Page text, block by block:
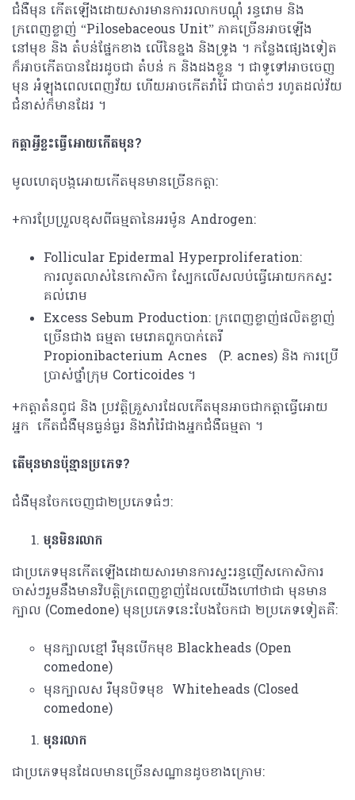
ជំងឺមុន​ កើតឡើងដោយសារមានការរលាកបណ្តុំ រន្ធរោម ​និង
ក្រពេញខ្លាញ់ “Pilosebaceous Unit”​​ ភាគច្រើនអាចឡើង
នៅមុខ និង តំបន់ផ្នែកខាង លើនៃខ្នង និងទ្រូង​ ។ ​កន្លែងផ្សេងទៀត
ក៏អាចកើតបានដែរដូចជា តំបន់ ក និងដងខ្លួន ។ ​ជាទូទៅអាច​ចេញ
មុន អំឡុងពេលពេញវ័យ ហើយអាច​កើតរាំរ៉ៃ ជាបាត់ៗ រហូតដល់វ័យ
ជំនាស់ក៏មានដែរ​​ ។
កត្តាអ្វីខ្លះធ្វើអោយកើតមុន?
មូលហេតុបង្កអោយកើតមុនមានច្រើនកត្តា:
+ការប្រែប្រួលខុសពីធម្មតា​នៃអរម៉ូន Androgen:
Follicular Epidermal Hyperproliferation:
ការលូតលាស់នៃកោសិកា ស្បែកលើសលប់​ធ្វើអោយកកស្ទះ
គល់រោម
Excess Sebum Production: ក្រពេញខ្លាញ់ផលិតខ្លាញ់
ច្រើនជាង ធម្មតា មេរោគពួកបាក់តេរី​​
Propionibacterium Acnes (P. acnes) និង​ ការ​ប្រើ
ប្រាស់ថ្នាំក្រុម Corticoides ។
+កត្តាតំនពូជ ​និង ប្រវត្តិគ្រួសារដែលកើតមុនអាចជាកត្តាធ្វើអោយ
អ្នក កើតជំងឺមុនធ្ងន់ធ្ងរ និងរាំរ៉ៃ​ជាង​​អ្នកជំងឺធម្មតា ។
តើមុនមានប៉ុន្មានប្រភេទ?
ជំងឺមុនចែកចេញជា២ប្រភេទធំៗ:
មុនមិនរលាក​
ជាប្រភេទមុនកើតឡើងដោយសារមានការស្ទះរន្ធញើសកោសិការ
ចាស់ៗរួមនឹងមានវិបត្តិក្រពេញខ្លាញ់ដែលយើងហៅថាជា មុនមាន
ក្បាល​ (Comedone) មុនប្រភេទនេះបែងចែកជា ២ប្រភេទទៀតគឺ​:
មុនក្បាលខ្មៅ រឺមុនបើកមុខ Blackheads (Open
comedone)
មុនក្បាលស​ រឺមុនបិទមុខ Whiteheads (Closed
comedone)
មុនរលាក
ជាប្រភេទមុនដែលមានច្រើនសណ្ឋានដូចខាងក្រោម: